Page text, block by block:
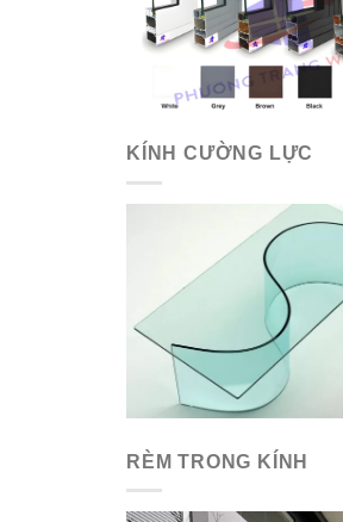
KÍNH CƯỜNG LỰC
RÈM TRONG KÍNH